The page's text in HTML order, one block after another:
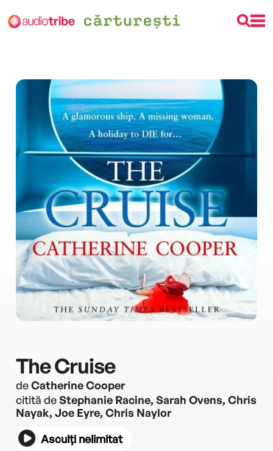
The Cruise
deCatherine Cooper
citită deStephanie Racine, Sarah Ovens, Chris
Nayak, Joe Eyre, Chris Naylor
Asculți nelimitat